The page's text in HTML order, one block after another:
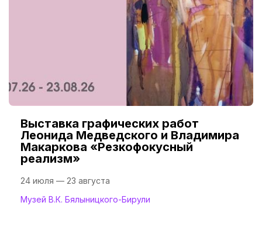
Выставка графических работ
Леонида Медведского и Владимира
Макаркова «Резкофокусный
реализм»
24 июля — 23 августа
Музей В.К. Бялыницкого-Бирули